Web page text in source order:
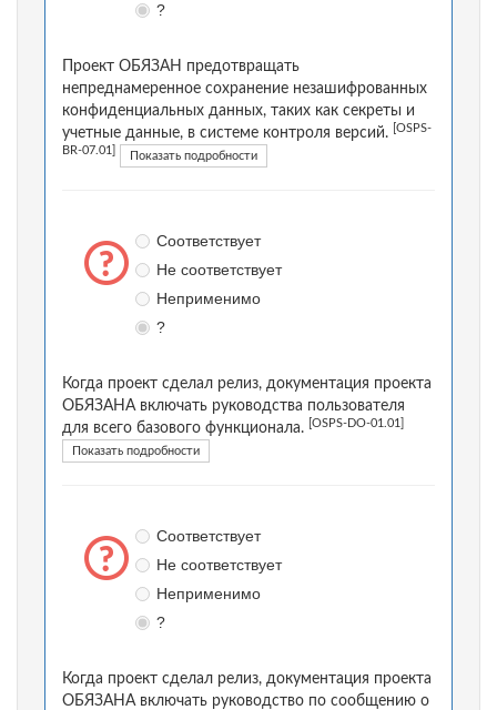
?
Проект ОБЯЗАН предотвращать
непреднамеренное сохранение незашифрованных
конфиденциальных данных, таких как секреты и
учетные данные, в системе контроля версий.
[OSPS-
BR-07.01] Показать подробности
Соответствует
Не соответствует
Неприменимо
?
Когда проект сделал релиз, документация проекта
ОБЯЗАНА включать руководства пользователя
для всего базового функционала.
[OSPS-DO-01.01]
Показать подробности
Соответствует
Не соответствует
Неприменимо
?
Когда проект сделал релиз, документация проекта
ОБЯЗАНА включать руководство по сообщению о